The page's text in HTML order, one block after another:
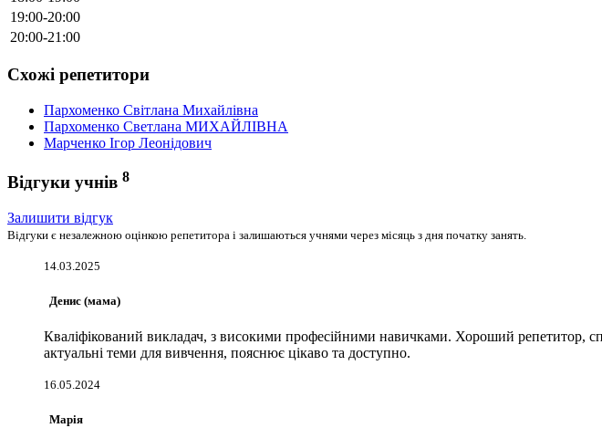
19:00-20:00
20:00-21:00
Схожі репетитори
Пархоменко Світлана Михайлівна
Пархоменко Светлана МИХАЙЛІВНА
Марченко Ігор Леонідович
Відгуки учнів 8
Залишити відгук
Відгуки є незалежною оцінкою репетитора і залишаються учнями через місяць з дня початку занять.
14.03.2025
Денис (мама)
Кваліфікований викладач, з високими професійними навичками. Хороший репетитор,
актуальні теми для вивчення, пояснює цікаво та доступно.
16.05.2024
Марія